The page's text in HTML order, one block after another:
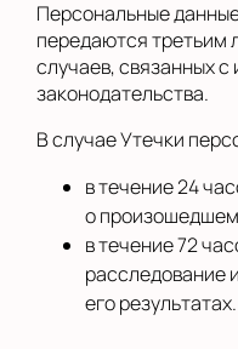
Персональные
передаются третьим
случаев, связанных
законодательства.
В случае Утечки
в течение 24
о
в течение 72
расследование
его результатах.